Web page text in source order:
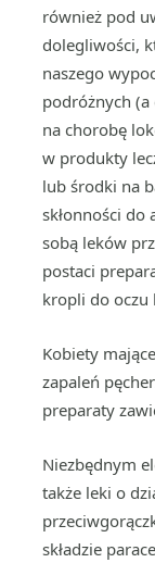
również pod
dolegliwości,
naszego
podróżnych (a
na chorobę
w produkty
lub środki na
skłonności do
sobą leków
postaci
kropli do oczu
Kobiety
zapaleń
preparaty
Niezbędnym
także leki o
składzie